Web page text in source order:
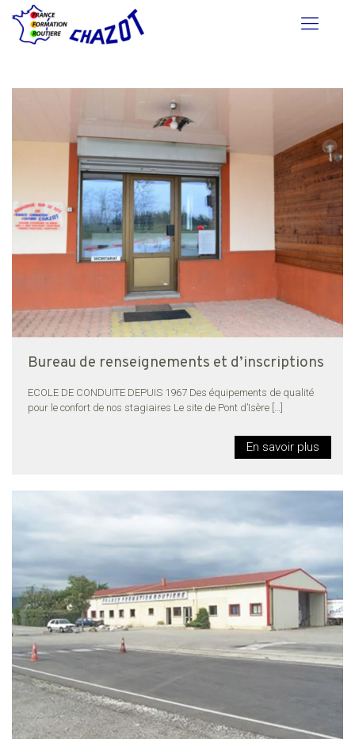
Bureau de renseignements et d’inscriptions
ECOLE DE CONDUITE DEPUIS 1967 Des équipements de qualité
pour le confort de nos stagiaires Le site de Pont d’Isère
En savoir plus